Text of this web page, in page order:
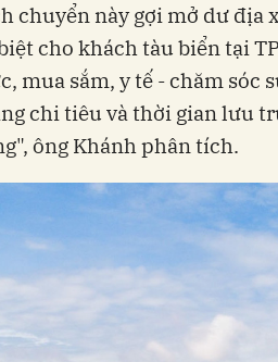
chuyển này gợi mở dư địa
cho khách tàu biển tại
mua sắm, y tế - chăm sóc
chi tiêu và thời gian lưu
ông Khánh phân tích.